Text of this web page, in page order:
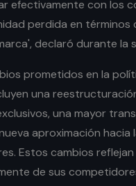
efectivamente con los
perdida en términos
declaró durante la
prometidos en la
una
una mayor
aproximación hacia
Estos cambios
de sus